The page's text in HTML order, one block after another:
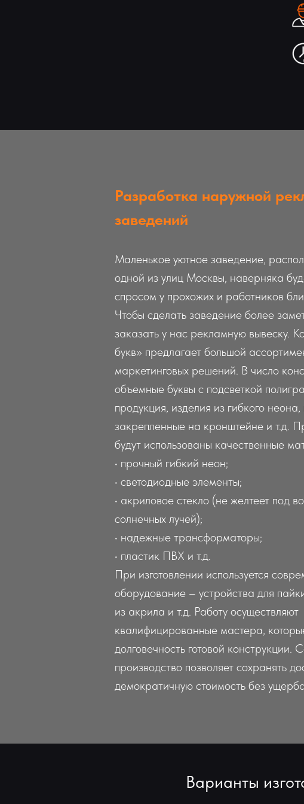
Разработка наружной
заведений
Маленькое уютное заведение,
одной из улиц Москвы, наверняка
спросом у прохожих и работников
Чтобы сделать заведение более
заказать у нас рекламную вывеску.
букв» предлагает большой
маркетинговых решений. В число
объемные буквы с подсветкой
продукция, изделия из гибкого
закрепленные на кронштейне и т.д.
будут использованы качественные
• прочный гибкий неон;
• светодиодные элементы;
• акриловое стекло (не желтеет под
солнечных лучей);
• надежные трансформаторы;
• пластик ПВХ и т.д.
При изготовлении используется
оборудование – устройства для
из акрила и т.д. Работу осуществляют
квалифицированные мастера,
долговечность готовой конструкции.
производство позволяет сохранять
демократичную стоимость без
Варианты